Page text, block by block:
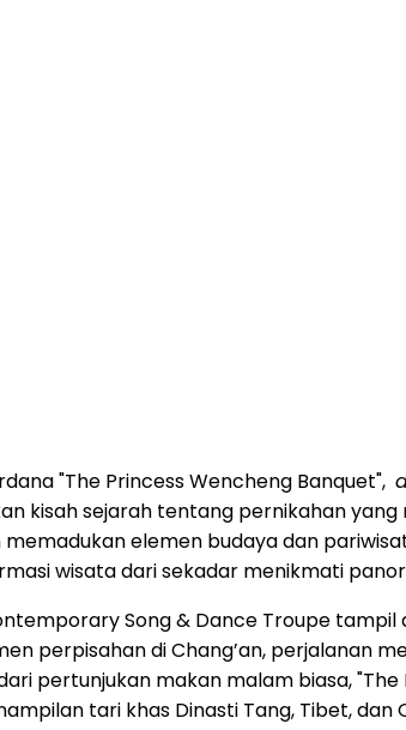
"The Princess Wencheng Banquet",
kisah sejarah tentang pernikahan
elemen budaya dan
wisata dari sekadar menikmati
Song & Dance Troupe
perpisahan di Chang’an, perjalanan
pertunjukan makan malam biasa,
tari khas Dinasti Tang, Tibet,